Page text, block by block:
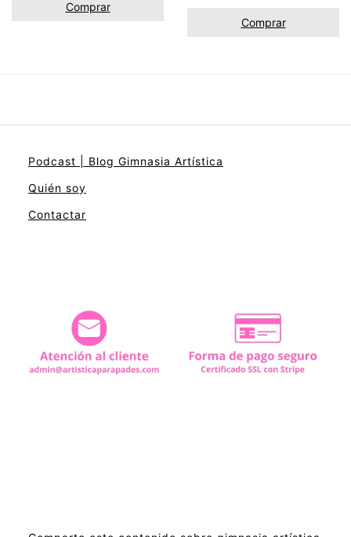
Comprar
Comprar
Podcast | Blog Gimnasia Artística
Quién soy
Contactar